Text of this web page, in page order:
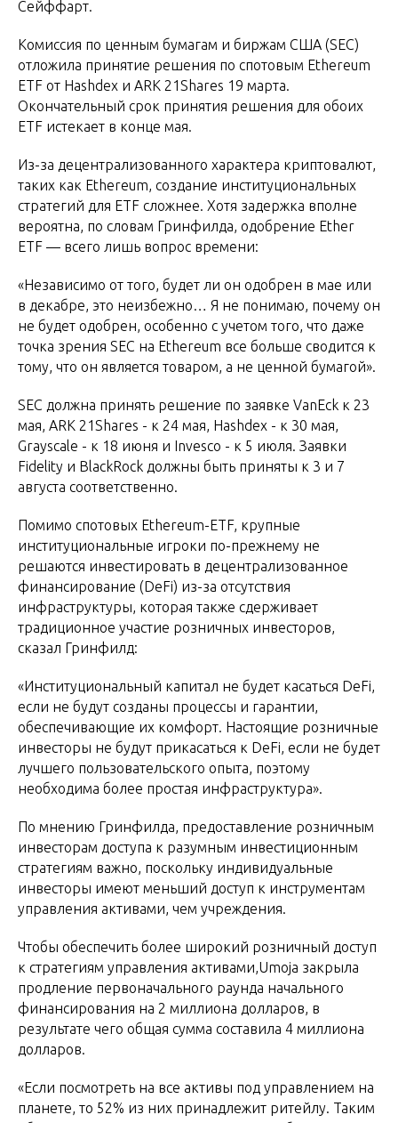
Сейффарт.
Комиссия по ценным бумагам и биржам США (SEC)
отложила принятие решения по спотовым Ethereum
ETF от Hashdex и ARK 21Shares 19 марта.
Окончательный срок принятия решения для обоих
ETF истекает в конце мая.
Из-за децентрализованного характера криптовалют,
таких как Ethereum, создание институциональных
стратегий для ETF сложнее. Хотя задержка вполне
вероятна, по словам Гринфилда, одобрение Ether
ETF — всего лишь вопрос времени:
«Независимо от того, будет ли он одобрен в мае или
в декабре, это неизбежно… Я не понимаю, почему он
не будет одобрен, особенно с учетом того, что даже
точка зрения SEC на Ethereum все больше сводится к
тому, что он является товаром, а не ценной бумагой».
SEC должна принять решение по заявке VanEck к 23
мая, ARK 21Shares - к 24 мая, Hashdex - к 30 мая,
Grayscale - к 18 июня и Invesco - к 5 июля. Заявки
Fidelity и BlackRock должны быть приняты к 3 и 7
августа соответственно.
Помимо спотовых Ethereum-ETF, крупные
институциональные игроки по-прежнему не
решаются инвестировать в децентрализованное
финансирование (DeFi) из-за отсутствия
инфраструктуры, которая также сдерживает
традиционное участие розничных инвесторов,
сказал Гринфилд:
«Институциональный капитал не будет касаться DeFi,
если не будут созданы процессы и гарантии,
обеспечивающие их комфорт. Настоящие розничные
инвесторы не будут прикасаться к DeFi, если не будет
лучшего пользовательского опыта, поэтому
необходима более простая инфраструктура».
По мнению Гринфилда, предоставление розничным
инвесторам доступа к разумным инвестиционным
стратегиям важно, поскольку индивидуальные
инвесторы имеют меньший доступ к инструментам
управления активами, чем учреждения.
Чтобы обеспечить более широкий розничный доступ
к стратегиям управления активами,Umoja закрыла
продление первоначального раунда начального
финансирования на 2 миллиона долларов, в
результате чего общая сумма составила 4 миллиона
долларов.
«Если посмотреть на все активы под управлением на
планете, то 52% из них принадлежит ритейлу. Таким